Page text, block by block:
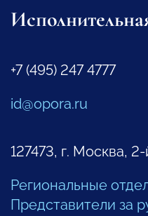
+7 (495) 247 4777
id@opora.ru
127473, г. Москва,
Региональные
Представители за